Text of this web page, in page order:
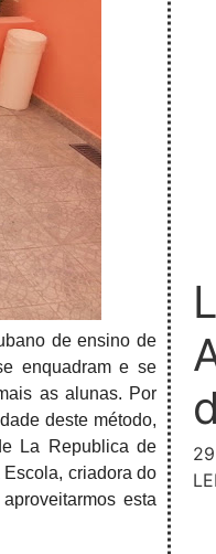
de ensino de
enquadram e se
as alunas. Por
deste método,
La Republica de
criadora do
esta